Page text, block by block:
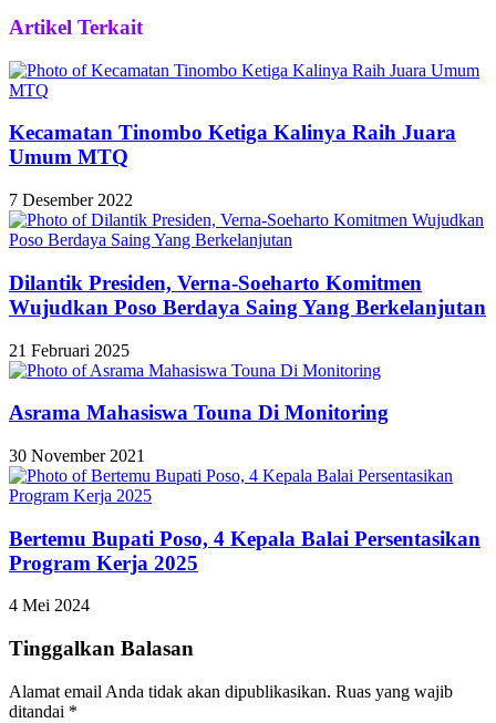
Artikel Terkait
Kecamatan Tinombo Ketiga Kalinya Raih Juara
Umum MTQ
7 Desember 2022
Dilantik Presiden, Verna-Soeharto Komitmen
Wujudkan Poso Berdaya Saing Yang Berkelanjutan
21 Februari 2025
Asrama Mahasiswa Touna Di Monitoring
30 November 2021
Bertemu Bupati Poso, 4 Kepala Balai Persentasikan
Program Kerja 2025
4 Mei 2024
Tinggalkan Balasan
Alamat email Anda tidak akan dipublikasikan. Ruas yang wajib
ditandai *